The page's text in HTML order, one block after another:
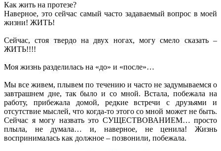
Как жить на протезе?
Наверное, это сейчас самый часто задаваемый вопрос в моей
жизни! ЖИТЬ!
Сейчас, стоя твердо на двух ногах, могу смело сказать –
ЖИТЬ!!!!
Моя жизнь разделилась на «до» и «после»…
Мы все живем, плывем по течению и часто не задумываемся о
завтрашнем дне, так было и со мной. Встала, побежала на
работу, прибежала домой, редкие встречи с друзьями и
отсутствие мыслей, что когда-то этого со мной может не быть.
Сейчас я могу назвать это СУЩЕСТВОВАНИЕМ… просто
плыла, не думала… и, наверное, не ценила! Жизнь
воспринималась как должное – позвонили, побежала.